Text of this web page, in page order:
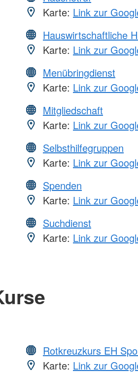
Karte: Link zur
Hauswirtschaftliche
Karte: Link zur
Menübringdienst
Karte: Link zur
Mitgliedschaft
Karte: Link zur
Selbsthilfegruppen
Karte: Link zur
Spenden
Karte: Link zur
Suchdienst
Karte: Link zur
Rotkreuzkurs EH
Karte: Link zur